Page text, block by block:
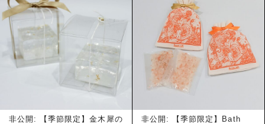
非公開: 【季節限定】金木犀の
非公開: 【季節限定】Bath